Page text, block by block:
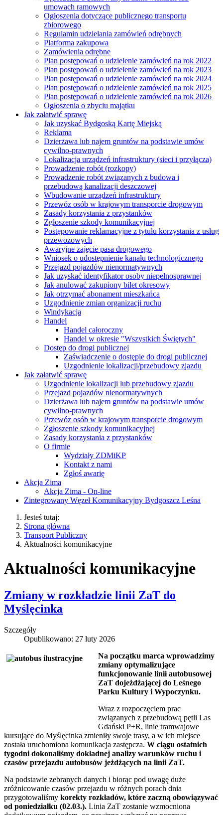
umowach ramowych
Ogłoszenia dotyczące publicznego transportu
zbiorowego
Regulamin udzielania zamówień odrębnych
Platforma zakupowa
Zamówienia odrębne
Plan postępowań o udzielenie zamówień na rok 2022
Plan postępowań o udzielenie zamówień na rok 2023
Plan postępowań o udzielenie zamówień na rok 2024
Plan postępowań o udzielenie zamówień na rok 2025
Plan postępowań o udzielenie zamówień na rok 2026
Ogłoszenia o zbyciu majątku
Jak załatwić sprawę
Jak uzyskać Bydgoską Kartę Miejską
Reklama
Dzierżawa lub najem gruntów na podstawie umów
cywilno-prawnych
Lokalizacja urządzeń infrastruktury (sieci i przyłącza)
Prowadzenie robót (rozkopy)
Prowadzenie robót związanych z budowa i
przebudową kanalizacji deszczowej
Wbudowanie urządzeń infrastruktury
Przewóz osób w krajowym transporcie drogowym
Zasady korzystania z przystanków
Zgłoszenie szkody komunikacyjnej
Postępowanie reklamacyjne z tytułu korzystania z usług
przewozowych
Awaryjne zajęcie pasa drogowego
Wniosek o udostępnienie kanału technologicznego
Przejazd pojazdów nienormatywnych
Jak uzyskać identyfikator osoby niepełnosprawnej
Jak anulować zakupiony bilet okresowy
Jak otrzymać abonament mieszkańca
Uzgodnienie zmian organizacji ruchu
Windykacja
Handel
Handel całoroczny
Handel w okresie "Wszystkich Świętych"
Dostęp do drogi publicznej
Zaświadczenie o dostępie do drogi publicznej
Uzgodnienie lokalizacji/przebudowy zjazdu
Jak załatwić sprawę
Uzgodnienie lokalizacji lub przebudowy zjazdu
Przejazd pojazdów nienormatywnych
Dzierżawa lub najem gruntów na podstawie umów
cywilno-prawnych
Przewóz osób w krajowym transporcie drogowym
Zgłoszenie szkody komunikacyjnej
Zasady korzystania z przystanków
O firmie
Wydziały ZDMiKP
Kontakt z nami
Zgłoś awarię
Akcja Zima
Akcja Zima - On-line
Zintegrowany Węzeł Komunikacyjny Bydgoszcz Leśna
Jesteś tutaj:
Strona główna
Transport Publiczny
Aktualności komunikacyjne
Aktualności komunikacyjne
Zmiany w rozkładzie linii ZaT do
Myślęcinka
Szczegóły
Opublikowano: 27 luty 2026
Na początku marca wprowadzimy
zmiany optymalizujące
funkcjonowanie linii autobusowej
ZaT dojeżdżającej do Leśnego
Parku Kultury i Wypoczynku.
Wraz z rozpoczęciem prac
związanych z przebudową pętli Las
Gdański P+R, linie tramwajowe
kursujące do Myślęcinka zmieniły swoje trasy, a w ich miejsce
została uruchomiona komunikacja zastępcza. W ciągu ostatnich
tygodni dokonaliśmy dokładnej analizy warunków ruchu i
czasów przejazdu autobusów jeżdżących na linii ZaT.
Na podstawie zebranych danych i biorąc pod uwagę duże
zróżnicowanie czasów przejazdu w różnych porach dnia
przygotowaliśmy korekty rozkładów, które zaczną obowiązywać
od poniedziałku (02.03.). Linia ZaT zostanie wzmocniona